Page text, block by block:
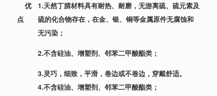
优
点
1.天然丁腈材料具有耐热、耐磨，无游离硫、硫元素及
硫的化合物存在，在金、银、铜等金属原件无腐蚀和
无污染；
2.不含硅油、增塑剂、邻苯二甲酸酯类；
3.灵巧，细致，平滑，卷边或不卷边，穿戴舒适。
4.不含硅油、增塑剂、邻苯二甲酸酯类；